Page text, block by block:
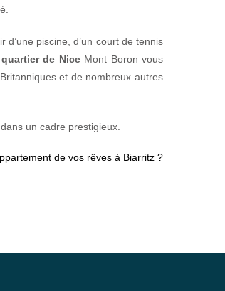
piscine, d’un court de tennis
quartier de Nice Mont Boron vous
et de nombreux autres
un cadre prestigieux.
de vos rêves à Biarritz ?